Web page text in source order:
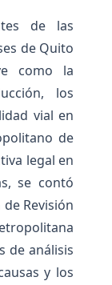
de las
de Quito
como la
los
vial en
de
legal en
se contó
Revisión
de análisis
y los